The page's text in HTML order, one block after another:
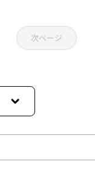
次ページ